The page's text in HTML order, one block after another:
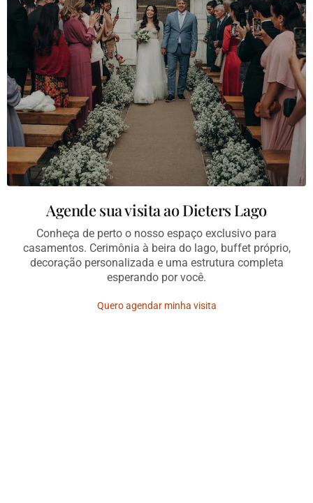
Agende sua visita ao Dieters Lago
Conheça de perto o nosso espaço exclusivo para
casamentos. Cerimônia à beira do lago, buffet próprio,
decoração personalizada e uma estrutura completa
esperando por você.
Quero agendar minha visita